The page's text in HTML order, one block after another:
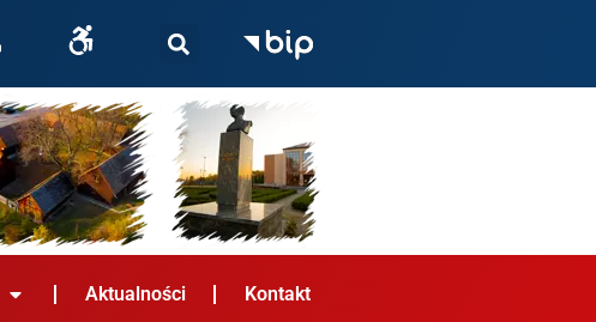
Aktualności Kontakt